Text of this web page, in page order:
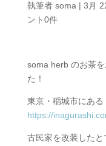
執筆者 soma | 3月
ント0件
soma herb のお茶
た！
東京・稲城市にあ
https://
古民家を改装した